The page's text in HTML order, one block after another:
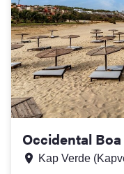
Occidental
Kap Verde